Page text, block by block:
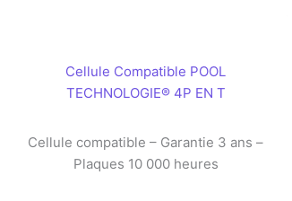
Cellule Compatible POOL
TECHNOLOGIE® 4P EN T
Cellule compatible – Garantie 3 ans –
Plaques 10 000 heures